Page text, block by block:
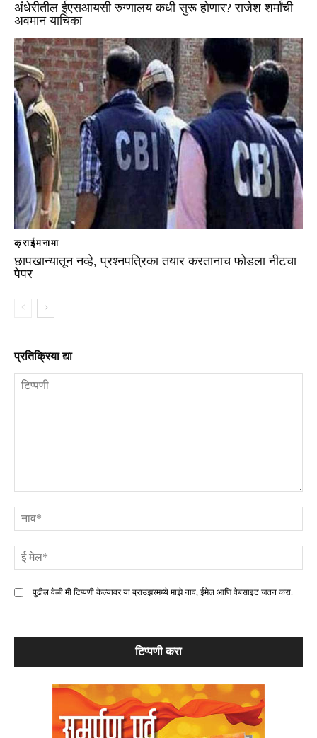
अंधेरीतील ईएसआयसी रुग्णालय कधी सुरू होणार? राजेश शर्मांची
अवमान याचिका
क्राईमनामा
छापखान्यातून नव्हे, प्रश्नपत्रिका तयार करतानाच फोडला नीटचा
पेपर
प्रतिक्रिया द्या
पुढील वेळी मी टिप्पणी केल्यावर या ब्राउझरमध्ये माझे नाव, ईमेल आणि वेबसाइट जतन करा.